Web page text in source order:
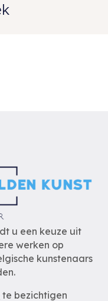
u een keuze uit
werken op
kunstenaars
te bezichtigen